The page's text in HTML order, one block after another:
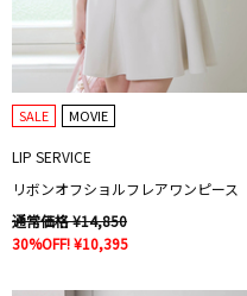
SALE MOVIE
LIP SERVICE
リボンオフショルフレアワンピース
通常価格 ¥14,850
30%OFF! ¥10,395